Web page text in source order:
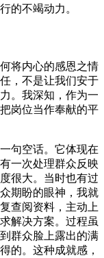
的不竭动力。
将内心的感恩之情
，不是让我们安于
。我深知，作为一
岗位当作奉献的平
句空话。它体现在
一次处理群众反映
很大。当时也有过
期盼的眼神，我就
查阅资料，主动上
解决方案。过程虽
群众脸上露出的满
的。这种成就感，